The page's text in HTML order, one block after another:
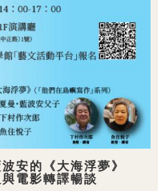
安的《大海浮夢》
電影轉譯暢談